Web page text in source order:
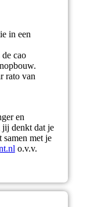
in een
cao
rato van
en
denkt dat je
samen met je
o.v.v.